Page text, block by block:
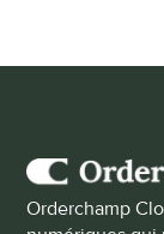
Orderchamp